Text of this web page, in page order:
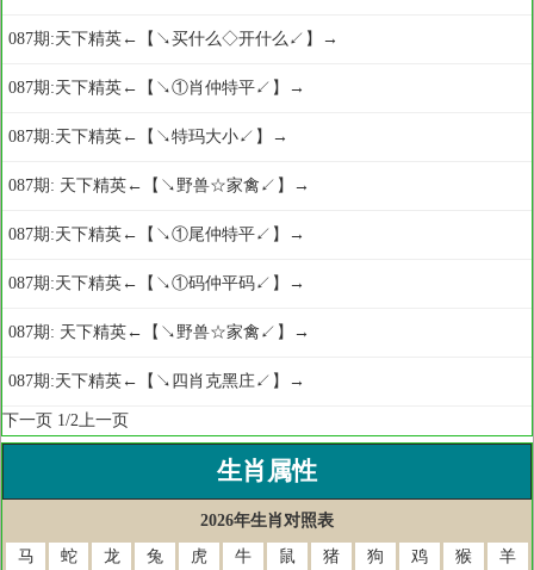
087期:天下精英←【↘买什么◇开什么↙】→
087期:天下精英←【↘①肖仲特平↙】→
087期:天下精英←【↘特玛大小↙】→
087期: 天下精英←【↘野兽☆家禽↙】→
087期:天下精英←【↘①尾仲特平↙】→
087期:天下精英←【↘①码仲平码↙】→
087期: 天下精英←【↘野兽☆家禽↙】→
087期:天下精英←【↘四肖克黑庄↙】→
下一页 1/2 上一页
生肖属性
2026年生肖对照表
马
蛇 龙 兔 虎 牛 鼠 猪 狗 鸡 猴
羊